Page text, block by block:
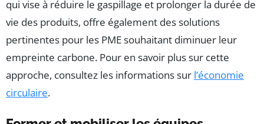
qui vise à réduire le gaspillage et prolonger la durée de
vie des produits, offre également des solutions
pertinentes pour les PME souhaitant diminuer leur
empreinte carbone. Pour en savoir plus sur cette
approche, consultez les informations sur l’économie
circulaire.